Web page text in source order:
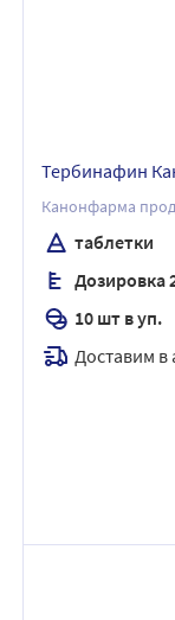
Тербинафин
Канонфарма
таблетки
Дозировка
10 шт в уп.
Доставим в